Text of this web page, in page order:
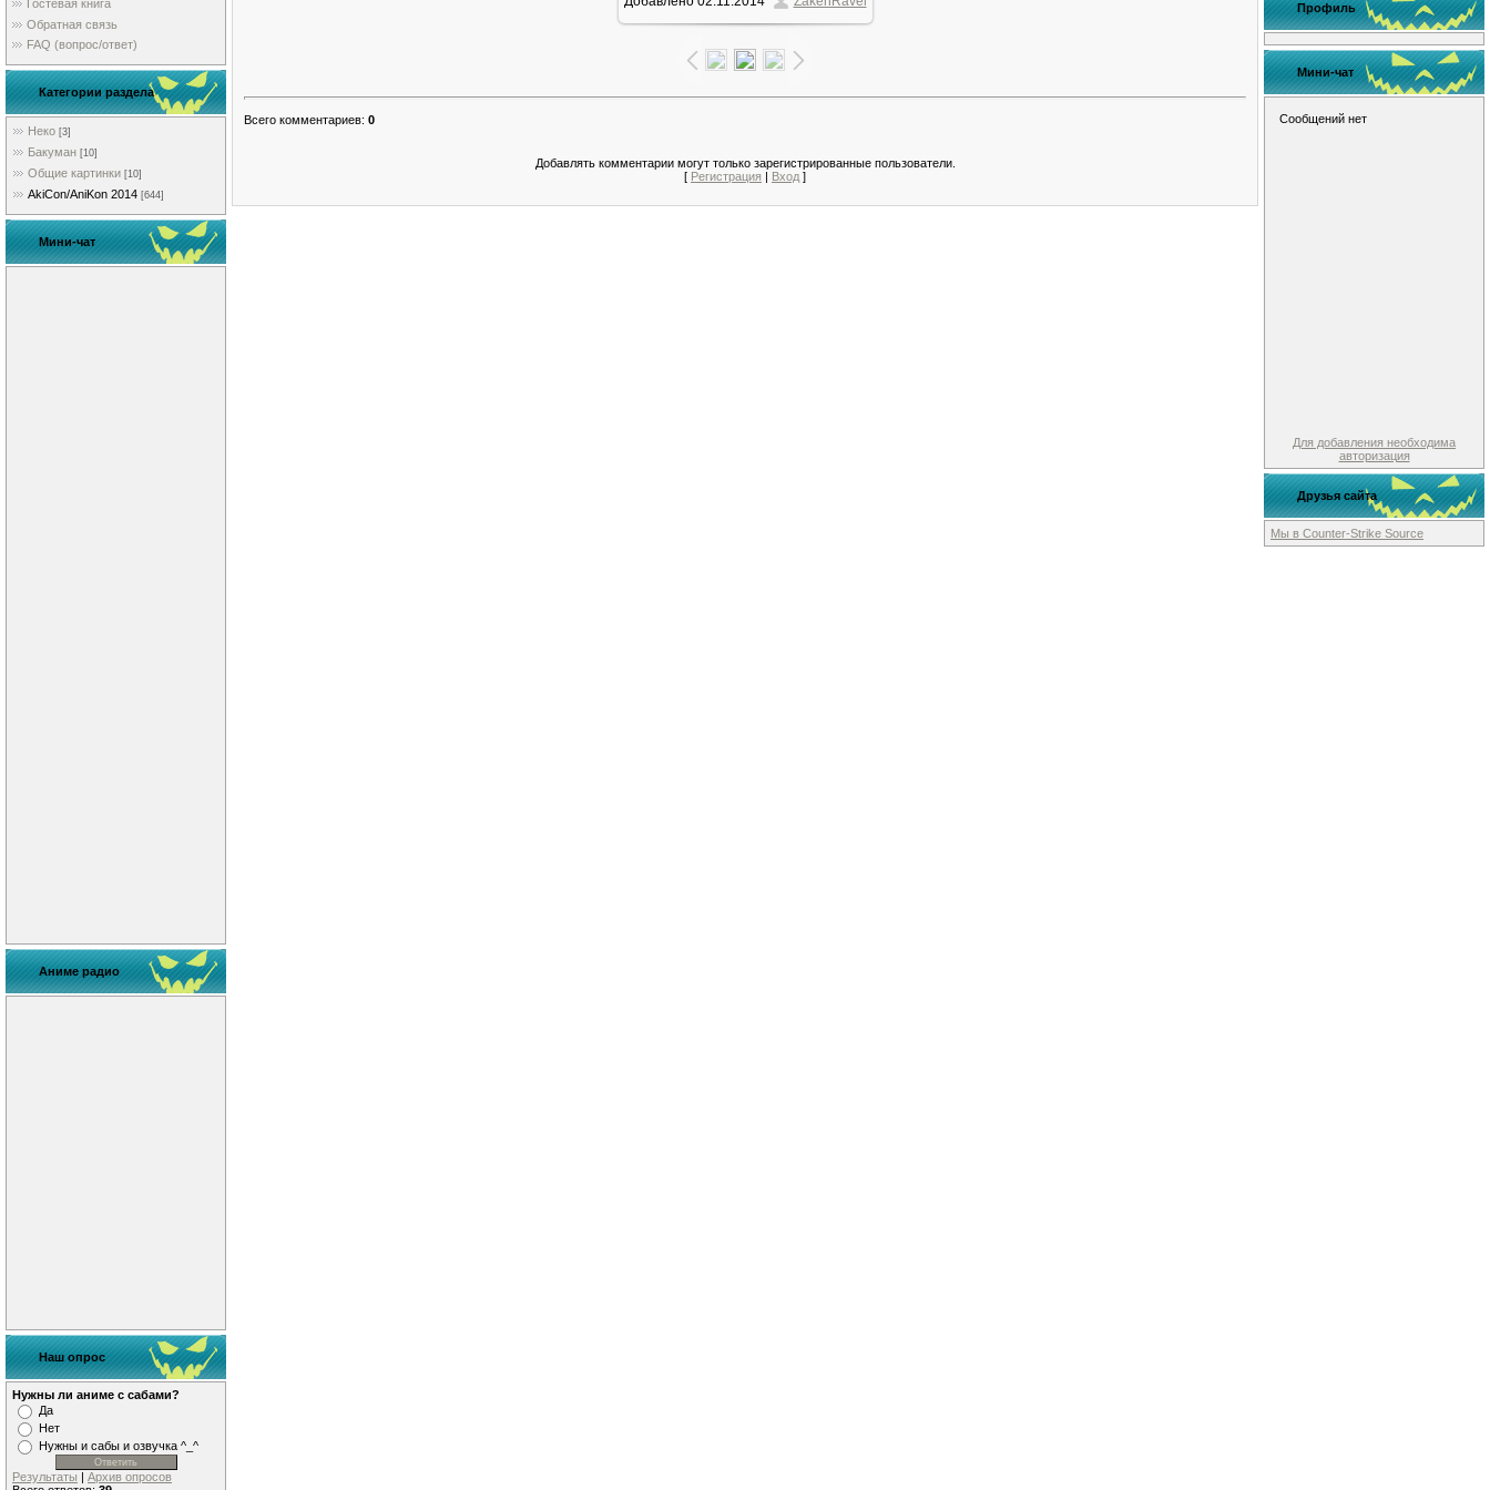
Гостевая книга
Обратная связь
FAQ (вопрос/ответ)
Категории раздела
Неко [3]
Бакуман [10]
Общие картинки [10]
AkiCon/AniKon 2014 [644]
Мини-чат
Аниме радио
Наш опрос
Нужны ли аниме с сабами?
Да
Нет
Нужны и сабы и озвучка ^_^
Результаты | Архив опросов
203.3Kb
Всего комментариев: 0
Добавлять комментарии могут только зарегистрированные пользователи.
[ Регистрация | Вход ]
Профиль
Мини-чат
Для добавления необходима
авторизация
Друзья сайта
Мы в Counter-Strike Source